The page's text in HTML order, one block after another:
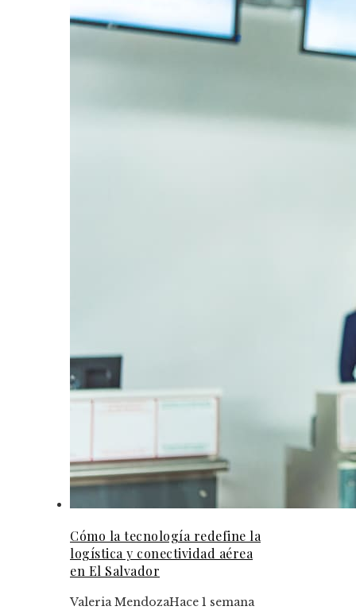
Cómo la tecnología redefine la
logística y conectividad aérea
en El Salvador
Valeria MendozaHace 1 semana